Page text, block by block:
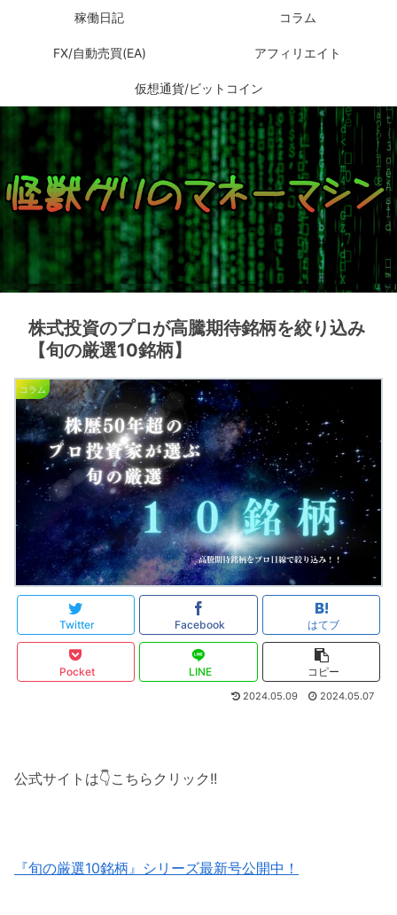
稼働日記 コラム
FX/自動売買(EA) アフィリエイト
仮想通貨/ビットコイン
株式投資のプロが高騰期待銘柄を絞り込み
【旬の厳選10銘柄】
コラム
Twitter Facebook はてブ
Pocket LINE コピー
2024.05.09 2024.05.07
公式サイトは👇こちらクリック!!
『旬の厳選10銘柄』シリーズ最新号公開中！